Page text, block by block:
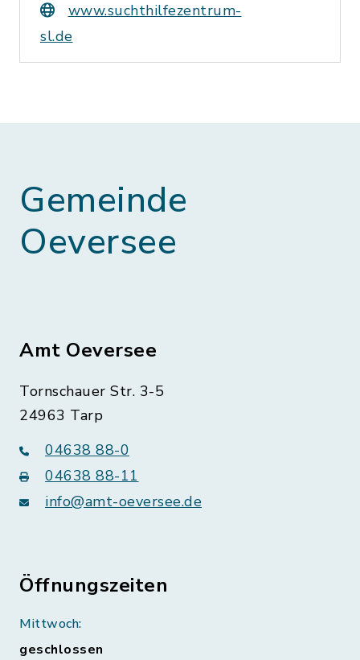
www.suchthilfezentrum-
sl.de
Gemeinde
Oeversee
Amt Oeversee
Tornschauer Str. 3-5
24963 Tarp
04638 88-0
04638 88-11
info@amt-oeversee.de
Öffnungszeiten
Mittwoch:
geschlossen